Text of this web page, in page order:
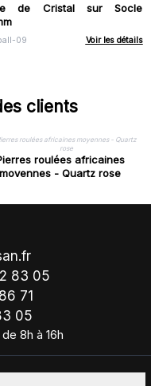
de Cristal sur Socle
09 Voir les détails
clients
roulées africaines
moyennes - Quartz rose
83 05
71
05
8h à 16h